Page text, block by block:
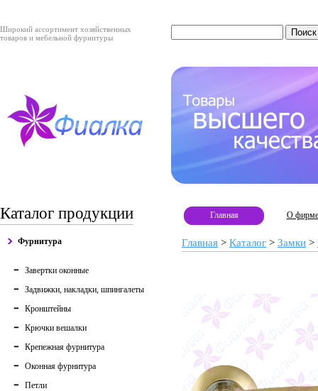
Широкий ассортимент хозяйственных
товаров и мебельной фурнитуры
Каталог продукции
Фурнитура
Завертки оконные
Задвижки, накладки, шпингалеты
Кронштейны
Крючки вешалки
Крепежная фурнитура
Оконная фурнитура
Петли
Главная О фирме
Главная > Каталог > Замки >